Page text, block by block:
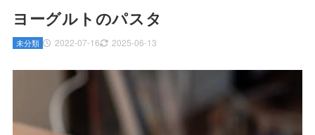
ヨーグルトのパスタ
2022-07-16 2025-06-13
未分類